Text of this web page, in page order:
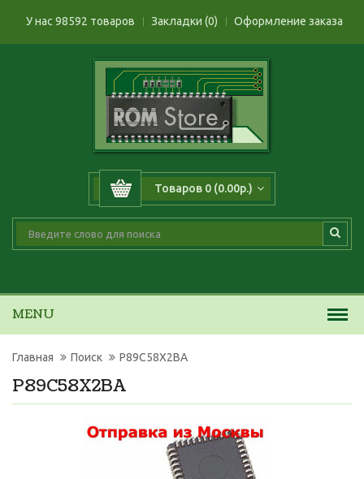
У нас 98592 товаров Закладки (0) Оформление заказа
Товаров 0 (0.00р.)
MENU
P89C58X2BA
Главная Поиск P89C58X2BA